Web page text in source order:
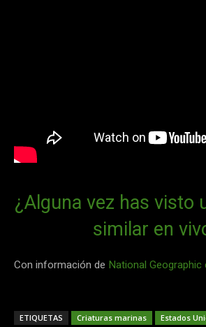
¿Alguna vez has visto
similar en
Con información de National Geographic
ETIQUETAS Criaturas marinas Estados